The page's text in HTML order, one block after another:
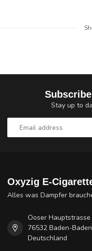
Stay up to
Oxyzig E-
Alles was Dampfer
Ooser Hauptstrasse
76532 Baden-Baden
Deutschland